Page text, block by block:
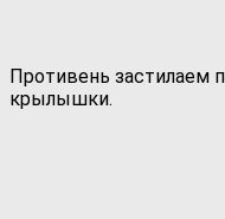
Противень застилаем
крылышки.